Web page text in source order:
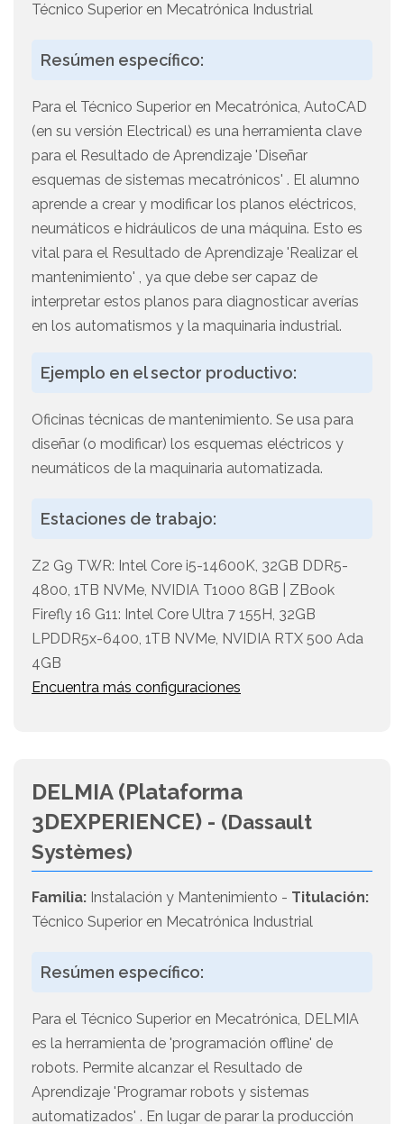
Técnico Superior en Mecatrónica Industrial
Resúmen específico:
Para el Técnico Superior en Mecatrónica, AutoCAD
(en su versión Electrical) es una herramienta clave
para el Resultado de Aprendizaje 'Diseñar
esquemas de sistemas mecatrónicos' . El alumno
aprende a crear y modificar los planos eléctricos,
neumáticos e hidráulicos de una máquina. Esto es
vital para el Resultado de Aprendizaje 'Realizar el
mantenimiento' , ya que debe ser capaz de
interpretar estos planos para diagnosticar averías
en los automatismos y la maquinaria industrial.
Ejemplo en el sector productivo:
Oficinas técnicas de mantenimiento. Se usa para
diseñar (o modificar) los esquemas eléctricos y
neumáticos de la maquinaria automatizada.
Estaciones de trabajo:
Z2 G9 TWR: Intel Core i5-14600K, 32GB DDR5-
4800, 1TB NVMe, NVIDIA T1000 8GB | ZBook
Firefly 16 G11: Intel Core Ultra 7 155H, 32GB
LPDDR5x-6400, 1TB NVMe, NVIDIA RTX 500 Ada
4GB
Encuentra más configuraciones
DELMIA (Plataforma
3DEXPERIENCE) - (Dassault
Systèmes)
Familia: Instalación y Mantenimiento - Titulación:
Técnico Superior en Mecatrónica Industrial
Resúmen específico:
Para el Técnico Superior en Mecatrónica, DELMIA
es la herramienta de 'programación offline' de
robots. Permite alcanzar el Resultado de
Aprendizaje 'Programar robots y sistemas
automatizados' . En lugar de parar la producción